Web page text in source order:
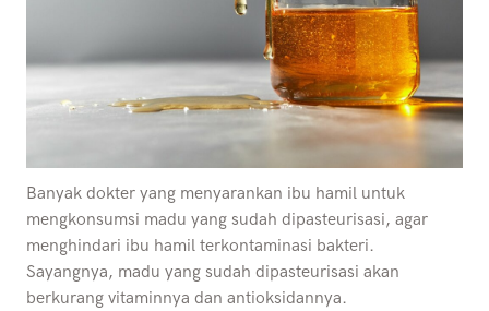
Banyak dokter yang menyarankan ibu hamil untuk
mengkonsumsi madu yang sudah dipasteurisasi, agar
menghindari ibu hamil terkontaminasi bakteri.
Sayangnya, madu yang sudah dipasteurisasi akan
berkurang vitaminnya dan antioksidannya.